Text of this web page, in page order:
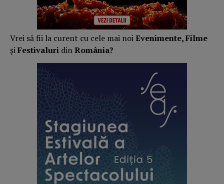
Vrei să fii la curent cu cele mai noiEvenimente, Filme
șiFestivaluri dinRomânia?